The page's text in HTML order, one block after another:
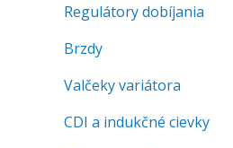
Regulátory dobíjania
Brzdy
Valčeky variátora
CDI a indukčné cievky